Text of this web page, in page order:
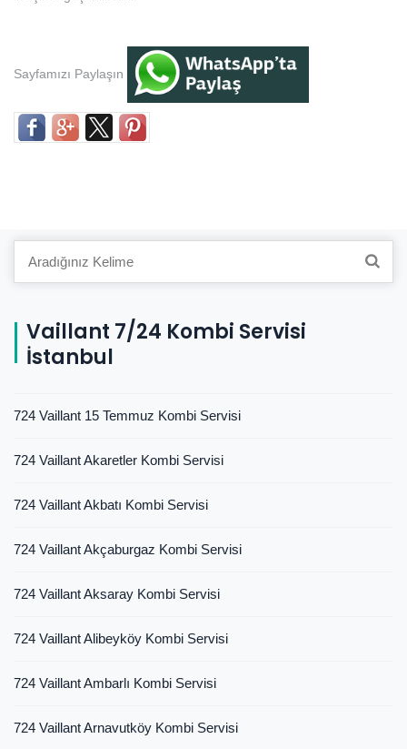
Sayfamızı Paylaşın
Vaillant 7/24 Kombi Servisi
İstanbul
724 Vaillant 15 Temmuz Kombi Servisi
724 Vaillant Akaretler Kombi Servisi
724 Vaillant Akbatı Kombi Servisi
724 Vaillant Akçaburgaz Kombi Servisi
724 Vaillant Aksaray Kombi Servisi
724 Vaillant Alibeyköy Kombi Servisi
724 Vaillant Ambarlı Kombi Servisi
724 Vaillant Arnavutköy Kombi Servisi